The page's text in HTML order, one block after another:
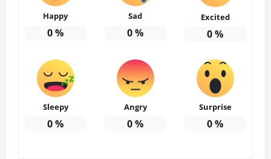
Happy
0%
Sad
0%
Excited
0%
Sleepy
0%
Angry
0%
Surprise
0%